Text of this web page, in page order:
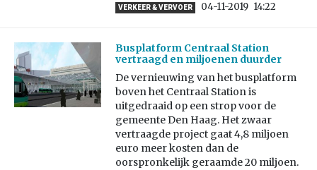
VERKEER & VERVOER 04-11-2019 14:22
Busplatform Centraal Station
vertraagd en miljoenen duurder
De vernieuwing van het busplatform
boven het Centraal Station is
uitgedraaid op een strop voor de
gemeente Den Haag. Het zwaar
vertraagde project gaat 4,8 miljoen
euro meer kosten dan de
oorspronkelijk geraamde 20 miljoen.